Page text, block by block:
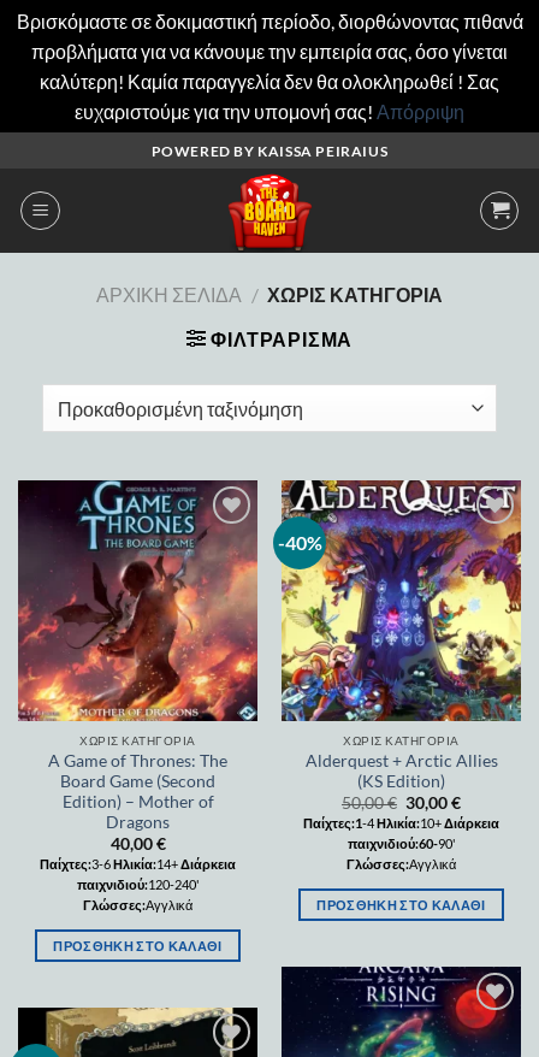
Βρισκόμαστε σε δοκιμαστική περίοδο, διορθώνοντας πιθανά
προβλήματα για να κάνουμε την εμπειρία σας, όσο γίνεται
καλύτερη! Καμία παραγγελία δεν θα ολοκληρωθεί ! Σας
ευχαριστούμε για την υπομονή σας! Απόρριψη
περιεχόμενο
POWERED BY KAISSA PEIRAIUS
ΑΡΧΙΚΉ ΣΕΛΊΔΑ / ΧΩΡΊΣ ΚΑΤΗΓΟΡΊΑ
ΦΙΛΤΡΆΡΙΣΜΑ
Add to
wishlist
ΧΩΡΊΣ ΚΑΤΗΓΟΡΊΑ
A Game of Thrones: The
Board Game (Second
Edition) – Mother of
Dragons
40,00€
Παίχτες:3-6Ηλικία:14+Διάρκεια
παιχνιδιού:120-240'
Γλώσσες:Αγγλικά
ΠΡΟΣΘΉΚΗ ΣΤΟ ΚΑΛΆΘΙ
-40%
Add to
wishlist
ΧΩΡΊΣ ΚΑΤΗΓΟΡΊΑ
Alderquest + Arctic Allies
(KS Edition)
50,00€ 30,00€
Παίχτες:1-4Ηλικία:10+Διάρκεια
παιχνιδιού:60-90'
Γλώσσες:Αγγλικά
ΠΡΟΣΘΉΚΗ ΣΤΟ ΚΑΛΆΘΙ
Add to
wishlist